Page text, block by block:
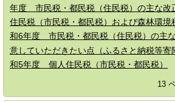
年度 市民税・都民税（住民税）の主な改
住民税（市民税・都民税）および森林環境
和6年度 市民税・都民税（住民税）の主
意していただきたい点（ふるさと納税等寄
和5年度 個人住民税（市民税・都民税）
13